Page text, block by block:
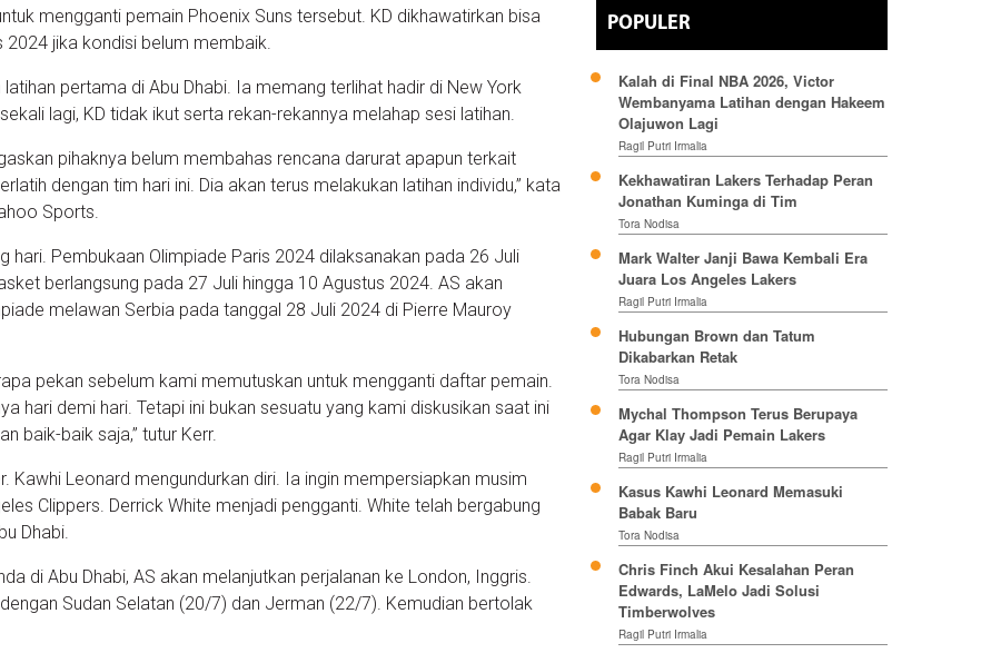
mengganti pemain Phoenix Suns tersebut. KD dikhawatirkan bisa
2024 jika kondisi belum membaik.
pertama di Abu Dhabi. Ia memang terlihat hadir di New York
lagi, KD tidak ikut serta rekan-rekannya melahap sesi latihan.
pihaknya belum membahas rencana darurat apapun terkait
dengan tim hari ini. Dia akan terus melakukan latihan individu,” kata
Sports.
hari. Pembukaan Olimpiade Paris 2024 dilaksanakan pada 26 Juli
berlangsung pada 27 Juli hingga 10 Agustus 2024. AS akan
melawan Serbia pada tanggal 28 Juli 2024 di Pierre Mauroy
pekan sebelum kami memutuskan untuk mengganti daftar pemain.
hari demi hari. Tetapi ini bukan sesuatu yang kami diskusikan saat ini
baik-baik saja,” tutur Kerr.
Kawhi Leonard mengundurkan diri. Ia ingin mempersiapkan musim
Clippers. Derrick White menjadi pengganti. White telah bergabung
Dhabi.
di Abu Dhabi, AS akan melanjutkan perjalanan ke London, Inggris.
Sudan Selatan (20/7) dan Jerman (22/7). Kemudian bertolak
POPULER
Kalah di Final NBA 2026, Victor
Wembanyama Latihan dengan Hakeem
Olajuwon Lagi
Ragil Putri Irmalia
Kekhawatiran Lakers Terhadap Peran
Jonathan Kuminga di Tim
Tora Nodisa
Mark Walter Janji Bawa Kembali Era
Juara Los Angeles Lakers
Ragil Putri Irmalia
Hubungan Brown dan Tatum
Dikabarkan Retak
Tora Nodisa
Mychal Thompson Terus Berupaya
Agar Klay Jadi Pemain Lakers
Ragil Putri Irmalia
Kasus Kawhi Leonard Memasuki
Babak Baru
Tora Nodisa
Chris Finch Akui Kesalahan Peran
Edwards, LaMelo Jadi Solusi
Timberwolves
Ragil Putri Irmalia